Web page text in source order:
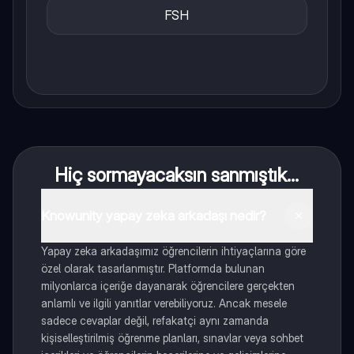
FSH
Hiç sormayacaksın sanmıştık...
Yapay zeka arkadaşımız öğrencilerin ihtiyaçlarına göre
özel olarak tasarlanmıştır. Platformda bulunan
milyonlarca içeriğe dayanarak öğrencilere gerçekten
anlamlı ve ilgili yanıtlar verebiliyoruz. Ancak mesele
sadece cevaplar değil, refakatçi aynı zamanda
kişiselleştirilmiş öğrenme planları, sınavlar veya sohbet